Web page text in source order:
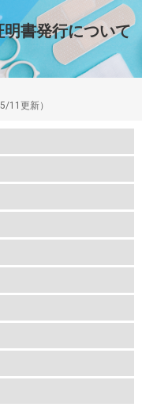
書発行について
11更新）